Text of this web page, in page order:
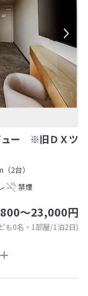
ュー ※旧ＤＸツ
2台）
禁煙
～23,000円
も0名・1部屋/1泊2日)